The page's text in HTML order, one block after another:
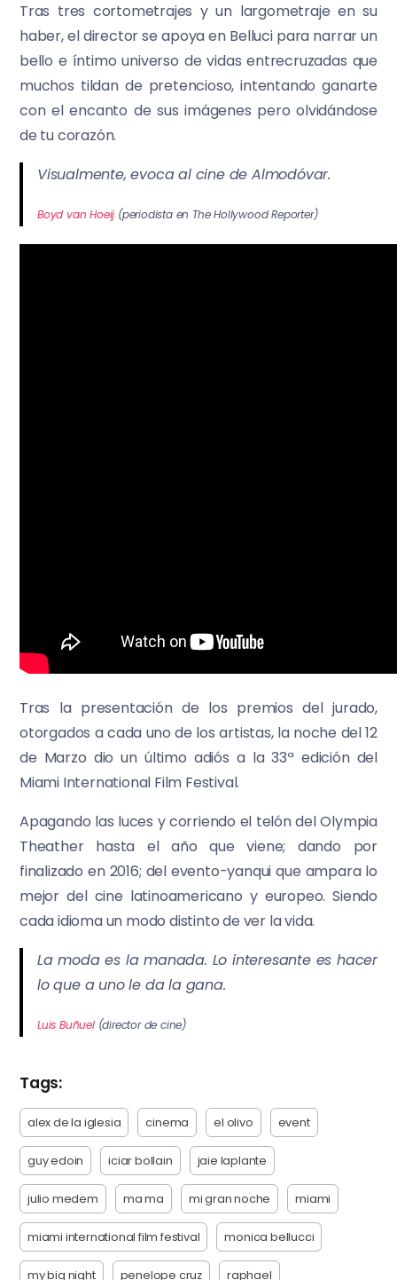
Tras tres cortometrajes y un largometraje en su
haber, el director se apoya en Belluci para narrar un
bello e íntimo universo de vidas entrecruzadas que
muchos tildan de pretencioso, intentando ganarte
con el encanto de sus imágenes pero olvidándose
de tu corazón.
Visualmente, evoca al cine de Almodóvar.
Boyd van Hoeij (periodista en The Hollywood Reporter)
Tras la presentación de los premios del jurado,
otorgados a cada uno de los artistas, la noche del 12
de Marzo dio un último adiós a la 33ª edición del
Miami International Film Festival.
Apagando las luces y corriendo el telón del Olympia
Theather hasta el año que viene; dando por
finalizado en 2016; del evento-yanqui que ampara lo
mejor del cine latinoamericano y europeo. Siendo
cada idioma un modo distinto de ver la vida.
La moda es la manada. Lo interesante es hacer
lo que a uno le da la gana.
Luis Buñuel(director de cine)
Tags:
alex de la iglesia cinema el olivo event
guy edoin iciar bollain jaie laplante
julio medem ma ma mi gran noche miami
miami international film festival monica bellucci
my big night penelope cruz raphael